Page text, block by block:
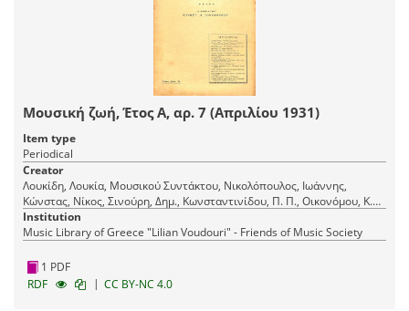
Μουσική ζωή, Έτος Α, αρ. 7 (Απριλίου 1931)
Item type
Periodical
Creator
Λουκίδη, Λουκία, Μουσικού Συντάκτου, Νικολόπουλος, Ιωάννης,
Κώνστας, Νίκος, Σινούρη, Δημ., Κωνσταντινίδου, Π. Π., Οικονόμου, Κ.
Δ., Φέρμπερ, 'Ερβιν, Καπ. Δημ., Χρυσοχοΐδου, Ν. Α., Πέππα, Στέλλα,
Πανταζόπουλος, Νίκος, Λάβδας, Ν.
Institution
Music Library of Greece "Lilian Voudouri" - Friends of Music Society
1 PDF
RDF
| CC BY-NC 4.0